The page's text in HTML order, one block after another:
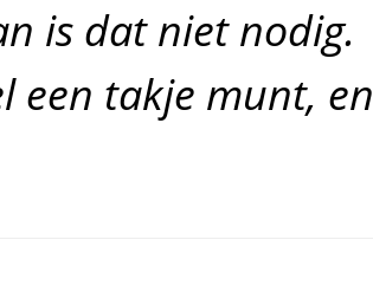
is dat niet nodig.
een takje munt, en